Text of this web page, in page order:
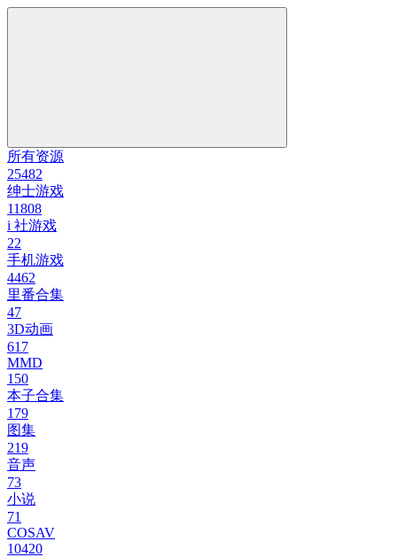
所有资源
25482
绅士游戏
11808
i 社游戏
22
手机游戏
4462
里番合集
47
3D动画
617
MMD
150
本子合集
179
图集
219
音声
73
小说
71
COSAV
10420